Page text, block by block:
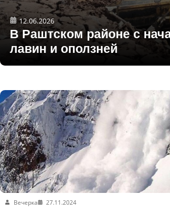
12.06.2026
В Раштском районе с
лавин и оползней
Вечерка
27.11.2024